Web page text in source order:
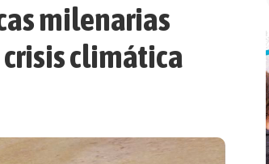
milenarias
climática